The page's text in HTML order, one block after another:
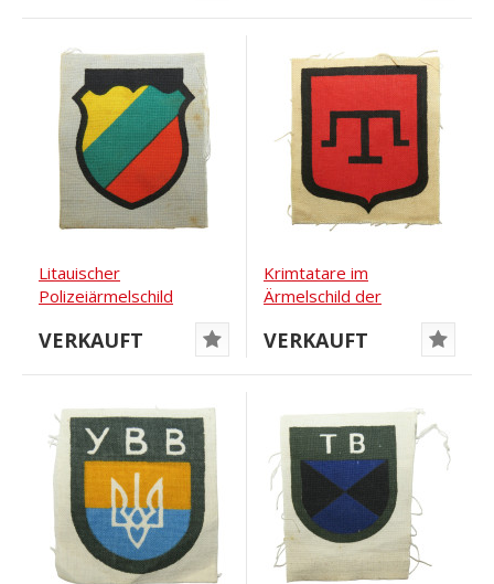
Litauischer
Polizeiärmelschild
VERKAUFT
Krimtatare im
Ärmelschild der
VERKAUFT